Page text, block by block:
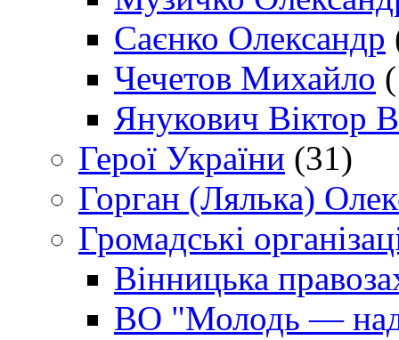
Саєнко Олександр
Чечетов Михайло
Янукович Віктор
Герої України (31)
Горган (Лялька)
Громадські
Вінницька
ВО "Молодь —